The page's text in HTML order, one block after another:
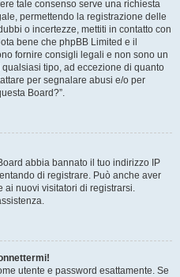
tale consenso serve una richiesta
permettendo la registrazione delle
o incertezze, mettiti in contatto con
bene che phpBB Limited e il
fornire consigli legali e non sono un
tipo, ad eccezione di quanto
per segnalare abusi e/o per
Board?”.
abbia bannato il tuo indirizzo IP
di registrare. Può anche aver
ai nuovi visitatori di registrarsi.
utente e password esattamente. Se